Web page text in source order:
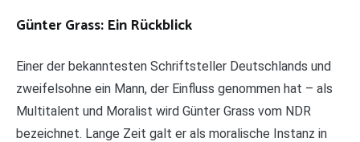
Günter Grass: Ein Rückblick
Einer der bekanntesten Schriftsteller Deutschlands und
zweifelsohne ein Mann, der Einfluss genommen hat – als
Multitalent und Moralist wird Günter Grass vom NDR
bezeichnet. Lange Zeit galt er als moralische Instanz in